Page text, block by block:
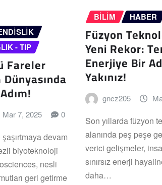
- TIP
Fareler
Mar 7, 2025 0
devam
biyoteknoloji
nesli
geri getirme
BILIM HABER
Füzyon
Yeni Rekor:
Enerjiye Bir
Yakınız!
gncz205
Son yıllarda füzyon
alanında peş peşe
verici gelişmeler,
sınırsız enerji
daha…